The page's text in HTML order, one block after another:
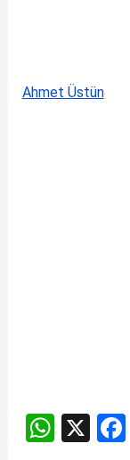
Ahmet Üstün
W X F